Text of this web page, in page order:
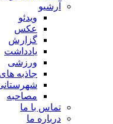
آرشیو
ویدئو
عکس
گزارش
یادداشت
ورزشی
جاذبه
مصاحبه
تماس با ما
درباره ما